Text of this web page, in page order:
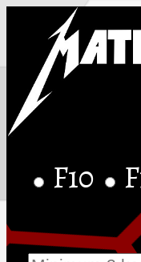
F10